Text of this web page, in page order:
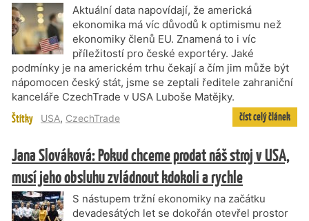
Aktuální data napovídají, že americká
ekonomika má víc důvodů k optimismu než
ekonomiky členů EU. Znamená to i víc
příležitostí pro české exportéry. Jaké
podmínky je na americkém trhu čekají a čím jim může být
nápomocen český stát, jsme se zeptali ředitele zahraniční
kanceláře CzechTrade v USA Luboše Matějky.
Štítky USA, CzechTrade číst celý článek
Jana Slováková: Pokud chceme prodat náš stroj v USA,
musí jeho obsluhu zvládnout kdokoli a rychle
S nástupem tržní ekonomiky na začátku
devadesátých let se dokořán otevřel prostor